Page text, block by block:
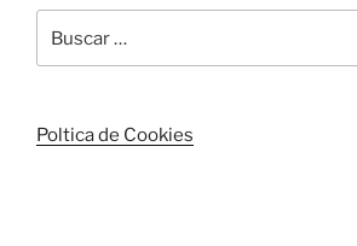
por:
Poltica de Cookies